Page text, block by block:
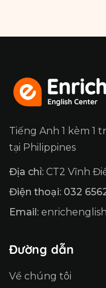
Tiếng Anh 1 kèm 1
tại Philippines
Địa chỉ: CT2 Vĩnh
Điện thoại: 032
Email:
Đường dẫn
Về chúng tôi